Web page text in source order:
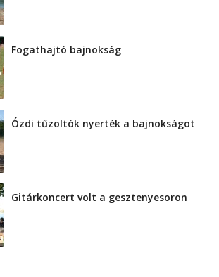
Fogathajtó bajnokság
Ózdi tűzoltók nyerték a bajnokságot
Gitárkoncert volt a gesztenyesoron